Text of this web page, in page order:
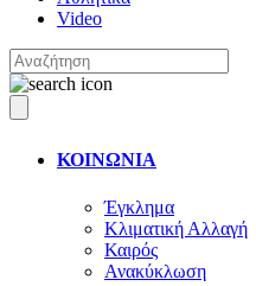
Video
ΚΟΙΝΩΝΙΑ
Έγκλημα
Κλιματική Αλλαγή
Καιρός
Ανακύκλωση